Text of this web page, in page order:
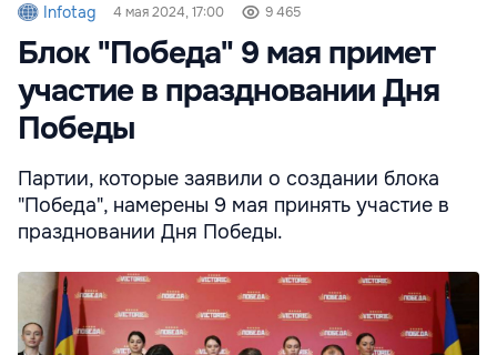
Infotag 4 мая 2024, 17:00 9 465
Блок "Победа" 9 мая примет
участие в праздновании Дня
Победы
Партии, которые заявили о создании блока
"Победа", намерены 9 мая принять участие в
праздновании Дня Победы.